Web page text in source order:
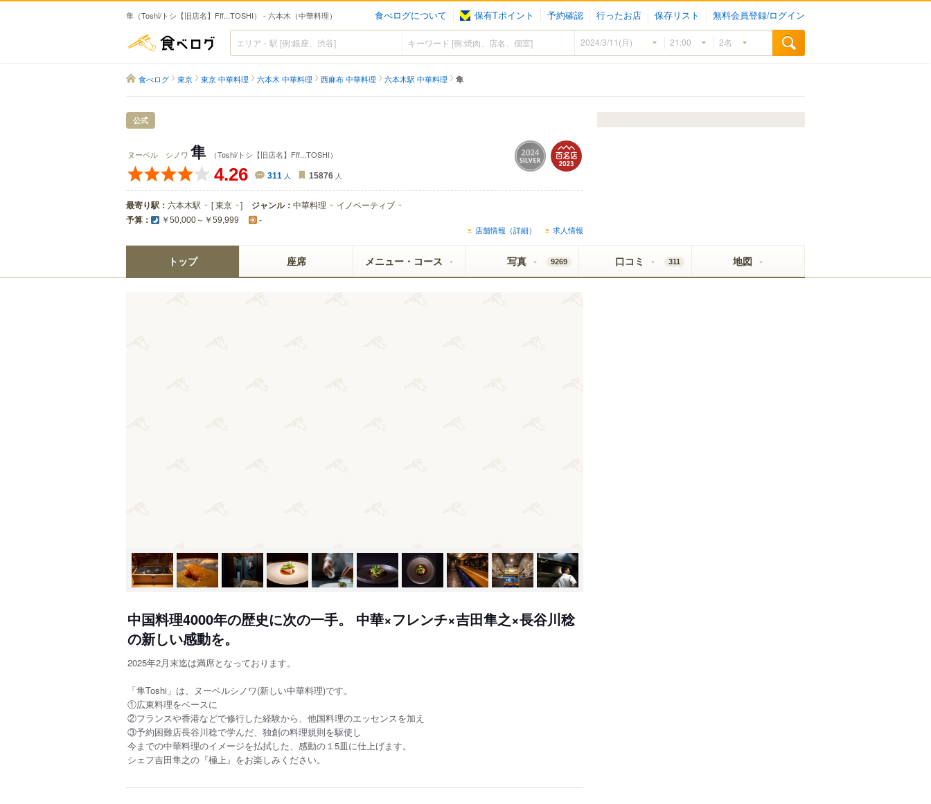
隼（Toshi/トシ【旧店名】Fff...TOSHI） - 六本木（中華料理） 食べログについて 保有Tポイント 予約確認 行ったお店 保存リスト 無料会員登録/ログイン
食べログ
食べログ 東京 東京 中華料理 六本木 中華料理 西麻布 中華料理 六本木駅 中華料理 隼
公式
ヌーベル シノワ 隼 （Toshi/トシ【旧店名】Fff...TOSHI）
4.26 311 人 15876 人
最寄り駅： 六本木駅 [東京 ] ジャンル： 中華料理 イノベーティブ
予算： ￥50,000～￥59,999 -
店舗情報（詳細） 求人情報
トップ 座席 メニュー・コース 写真 9269 口コミ 311 地図
中国料理4000年の歴史に次の一手。 中華×フレンチ×吉田隼之×長谷川稔
の新しい感動を。
2025年2月末迄は満席となっております。
「隼Toshi」は、ヌーベルシノワ(新しい中華料理)です。
①広東料理をベースに
②フランスや香港などで修行した経験から、他国料理のエッセンスを加え
③予約困難店長谷川稔で学んだ、独創の料理規則を駆使し
今までの中華料理のイメージを払拭した、感動の１5皿に仕上げます。
シェフ吉田隼之の『極上』をお楽しみください。